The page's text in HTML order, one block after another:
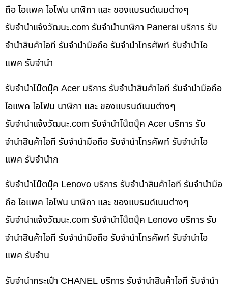
ถือ ไอแพค ไอโฟน นาฬิกา และ ของแบรนด์เนมต่างๆ
รับจํานําแจ้งวัฒนะ.com รับจำนำนาฬิกา Panerai บริการ รับ
จำนำสินค้าไอที รับจำนำมือถือ รับจำนำโทรศัพท์ รับจำนำไอ
แพค รับจำนำ
รับจำนำโน๊ตบุ๊ค Acer บริการ รับจำนำสินค้าไอที รับจำนำมือถือ
ไอแพค ไอโฟน นาฬิกา และ ของแบรนด์เนมต่างๆ
รับจํานําแจ้งวัฒนะ.com รับจำนำโน๊ตบุ๊ค Acer บริการ รับ
จำนำสินค้าไอที รับจำนำมือถือ รับจำนำโทรศัพท์ รับจำนำไอ
แพค รับจำนำก
รับจำนำโน๊ตบุ๊ค Lenovo บริการ รับจำนำสินค้าไอที รับจำนำมือ
ถือ ไอแพค ไอโฟน นาฬิกา และ ของแบรนด์เนมต่างๆ
รับจํานําแจ้งวัฒนะ.com รับจำนำโน๊ตบุ๊ค Lenovo บริการ รับ
จำนำสินค้าไอที รับจำนำมือถือ รับจำนำโทรศัพท์ รับจำนำไอ
แพค รับจำน
รับจำนำกระเป๋า CHANEL บริการ รับจำนำสินค้าไอที รับจำนำ